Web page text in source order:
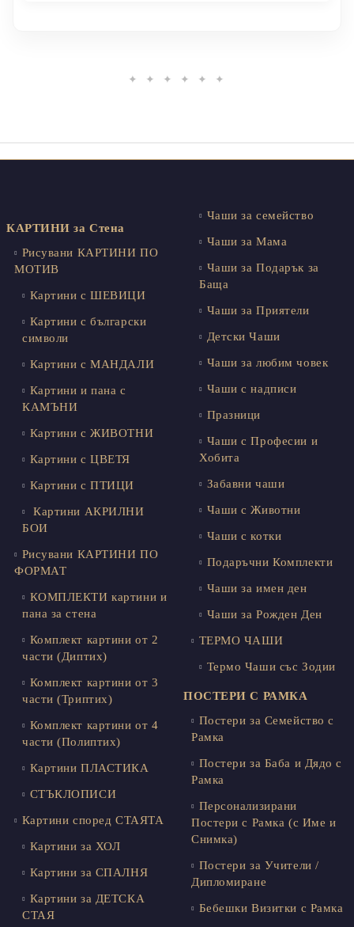
✦ ✦ ✦ ✦ ✦ ✦
КАРТИНИ за Стена
Рисувани КАРТИНИ ПО
МОТИВ
Картини с ШЕВИЦИ
Картини с български
символи
Картини с МАНДАЛИ
Картини и пана с
КАМЪНИ
Картини с ЖИВОТНИ
Картини с ЦВЕТЯ
Картини с ПТИЦИ
Картини АКРИЛНИ
БОИ
Рисувани КАРТИНИ ПО
ФОРМАТ
КОМПЛЕКТИ картини и
пана за стена
Комплект картини от 2
части (Диптих)
Комплект картини от 3
части (Триптих)
Комплект картини от 4
части (Полиптих)
Картини ПЛАСТИКА
СТЪКЛОПИСИ
Картини според СТАЯТА
Картини за ХОЛ
Картини за СПАЛНЯ
Картини за ДЕТСКА
СТАЯ
Чаши за семейство
Чаши за Мама
Чаши за Подарък за
Баща
Чаши за Приятели
Детски Чаши
Чаши за любим човек
Чаши с надписи
Празници
Чаши с Професии и
Хобита
Забавни чаши
Чаши с Животни
Чаши с котки
Подаръчни Комплекти
Чаши за имен ден
Чаши за Рожден Ден
ТЕРМО ЧАШИ
Термо Чаши със Зодии
ПОСТЕРИ С РАМКА
Постери за Семейство с
Рамка
Постери за Баба и Дядо с
Рамка
Персонализирани
Постери с Рамка (с Име и
Снимка)
Постери за Учители /
Дипломиране
Бебешки Визитки с Рамка